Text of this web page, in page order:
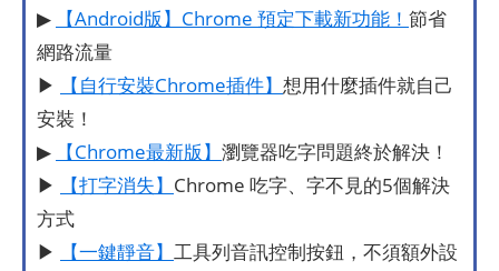
▶
【Android版】Chrome 預定下載新功能！ 節省
網路流量
▶
【自行安裝Chrome插件】 想用什麼插件就自己
安裝！
▶
【Chrome最新版】 瀏覽器吃字問題終於解決！
▶
【打字消失】 Chrome 吃字、字不見的5個解決
方式
▶
【一鍵靜音】 工具列音訊控制按鈕，不須額外設